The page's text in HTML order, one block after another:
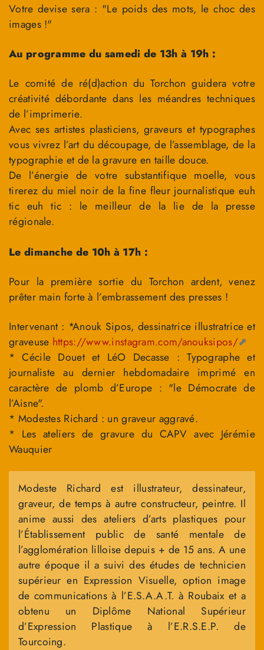
Votre devise sera : "Le poids des mots, le choc des
images !"
Au programme du samedi de 13h à 19h :
Le comité de ré(d)action du Torchon guidera votre
créativité débordante dans les méandres techniques
de l’imprimerie.
Avec ses artistes plasticiens, graveurs et typographes
vous vivrez l’art du découpage, de l’assemblage, de la
typographie et de la gravure en taille douce.
De l’énergie de votre substantifique moelle, vous
tirerez du miel noir de la fine fleur journalistique euh
tic euh tic : le meilleur de la lie de la presse
régionale.
Le dimanche de 10h à 17h :
Pour la première sortie du Torchon ardent, venez
prêter main forte à l’embrassement des presses !
Intervenant : *Anouk Sipos, dessinatrice illustratrice et
graveuse https://www.instagram.com/anouksipos/
* Cécile Douet et LéO Decasse : Typographe et
journaliste au dernier hebdomadaire imprimé en
caractère de plomb d’Europe : "le Démocrate de
l’Aisne".
* Modestes Richard : un graveur aggravé.
* Les ateliers de gravure du CAPV avec Jérémie
Wauquier
Modeste Richard est illustrateur, dessinateur,
graveur, de temps à autre constructeur, peintre. Il
anime aussi des ateliers d’arts plastiques pour
l’Établissement public de santé mentale de
l’agglomération lilloise depuis + de 15 ans. A une
autre époque il a suivi des études de technicien
supérieur en Expression Visuelle, option image
de communications à l’E.S.A.A.T. à Roubaix et a
obtenu un Diplôme National Supérieur
d’Expression Plastique à l’E.R.S.E.P. de
Tourcoing.